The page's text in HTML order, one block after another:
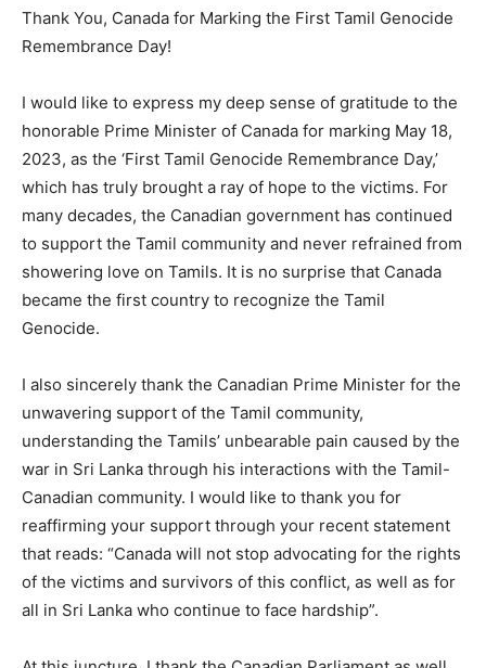
Thank You, Canada for Marking the First Tamil Genocide
Remembrance Day!
I would like to express my deep sense of gratitude to the
honorable Prime Minister of Canada for marking May 18,
2023, as the ‘First Tamil Genocide Remembrance Day,’
which has truly brought a ray of hope to the victims. For
many decades, the Canadian government has continued
to support the Tamil community and never refrained from
showering love on Tamils. It is no surprise that Canada
became the first country to recognize the Tamil
Genocide.
I also sincerely thank the Canadian Prime Minister for the
unwavering support of the Tamil community,
understanding the Tamils’ unbearable pain caused by the
war in Sri Lanka through his interactions with the Tamil-
Canadian community. I would like to thank you for
reaffirming your support through your recent statement
that reads: “Canada will not stop advocating for the rights
of the victims and survivors of this conflict, as well as for
all in Sri Lanka who continue to face hardship”.